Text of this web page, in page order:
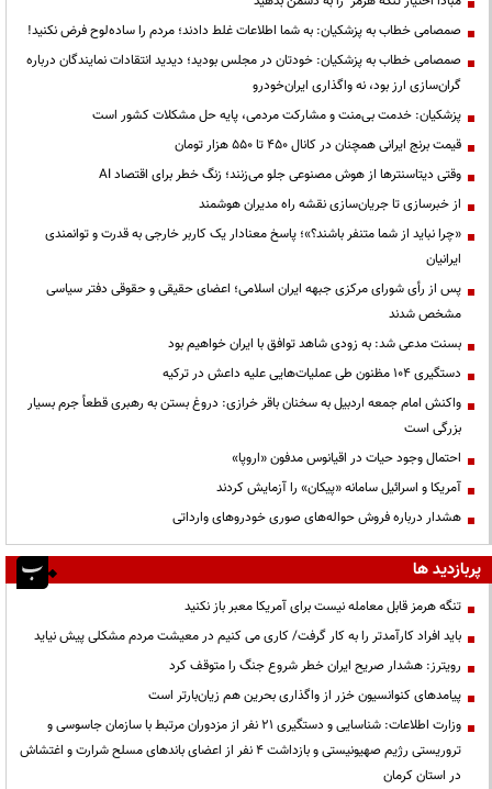
صمصامی خطاب به پزشکیان: به شما اطلاعات غلط دادند؛ مردم را ساده‌لوح فرض نکنید!
صمصامی خطاب به پزشکیان: خودتان در مجلس بودید؛ دیدید انتقادات نمایندگان درباره
گران‌سازی ارز بود، نه واگذاری ایران‌خودرو
پزشکیان: خدمت بی‌منت و مشارکت مردمی، پایه حل مشکلات کشور است
قیمت‌ برنج ایرانی همچنان در کانال ۴۵۰ تا ۵۵۰ هزار تومان
وقتی دیتاسنترها از هوش مصنوعی جلو می‌زنند؛ زنگ خطر برای اقتصاد AI
از خبرسازی تا جریان‌سازی نقشه راه مدیران هوشمند
«چرا نباید از شما متنفر باشند؟»؛ پاسخ معنادار یک کاربر خارجی به قدرت و توانمندی
ایرانیان
پس از رأی شورای مرکزی جبهه ایران اسلامی؛ اعضای حقیقی و حقوقی دفتر سیاسی
مشخص شدند
بسنت مدعی شد: به زودی شاهد توافق با ایران خواهیم بود
دستگیری ۱۰۴ مظنون طی عملیات‌هایی علیه داعش در ترکیه
واکنش امام جمعه اردبیل به سخنان باقر خرازی: دروغ بستن به رهبری قطعاً جرم بسیار
بزرگی است
احتمال وجود حیات در اقیانوس مدفون «اروپا»
آمریکا و اسرائیل سامانه «پیکان» را آزمایش کردند
هشدار درباره فروش حواله‌های صوری خودروهای وارداتی
پربازدید ها
تنگه هرمز قابل معامله نیست برای آمریکا معبر باز نکنید
باید افراد کارآمدتر را به کار گرفت/ کاری می کنیم در معیشت مردم مشکلی پیش نیاید
رویترز: هشدار صریح ایران خطر شروع جنگ را متوقف کرد
پیامدهای کنوانسیون خزر از واگذاری بحرین هم زیان‌بارتر است
وزارت اطلاعات: شناسایی و دستگیری ۲۱ نفر از مزدوران مرتبط با سازمان جاسوسی و
تروریستی رژیم صهیونیستی و بازداشت ۴ نفر از اعضای باندهای مسلح شرارت و اغتشاش
در استان کرمان